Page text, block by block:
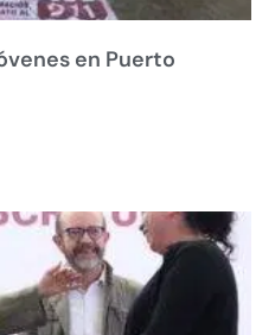
en Puerto